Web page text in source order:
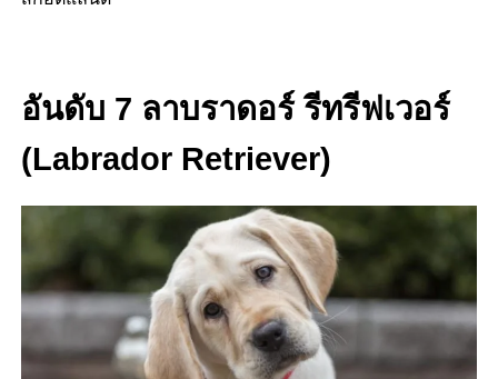
อันดับ 7 ลาบราดอร์ รีทรีฟเวอร์
(Labrador Retriever)